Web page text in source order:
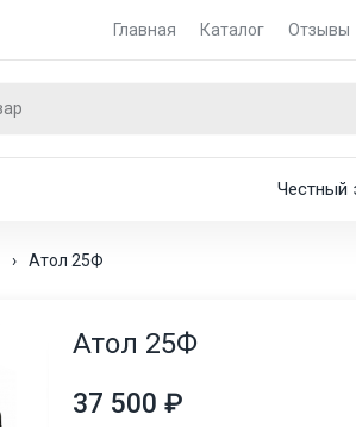
Главная Каталог Отзывы
Честный
› Атол 25Ф
Атол 25Ф
37 500 ₽